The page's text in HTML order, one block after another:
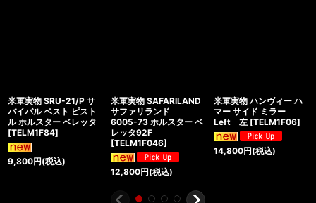
米軍実物 SRU-21/P サ
バイバル ベスト ピスト
ル ホルスター ベレッタ
[TELM1F84]
9,800円(税込)
米軍実物 SAFARILAND
サファリランド
6005-73 ホルスター ベ
レッタ92F
[TELM1F046]
12,800円(税込)
米軍実物 ハンヴィー ハ
マー サイド ミラー
Left 左 [TELM1F06]
14,800円(税込)